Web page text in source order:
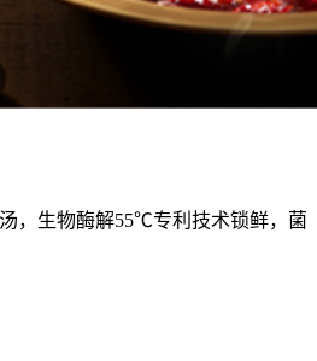
，生物酶解55℃专利技术锁鲜，菌